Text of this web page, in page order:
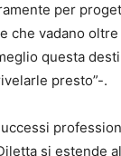
per
che vadano oltre
questa
presto”-.
si estende